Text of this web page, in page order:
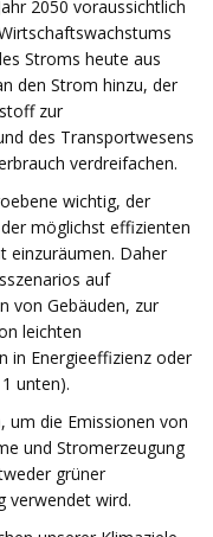
2050 voraussichtlich
Stroms heute aus
den Strom hinzu, der
zur
des Transportwesens
verdreifachen.
wichtig, der
möglichst effizienten
einzuräumen. Daher
auf
von Gebäuden, zur
leichten
in Energieeffizienz oder
unten).
um die Emissionen von
und Stromerzeugung
grüner
verwendet wird.